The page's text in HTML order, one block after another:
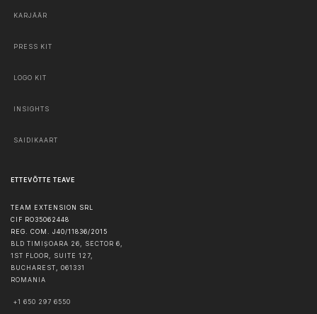
KARJÄÄR
PRESS KIT
LOGO KIT
INSIGHTS
SAIDIKAART
ETTEVÕTTE TEAVE
TEAM EXTENSION SRL
CIF RO35062448
REG. COM. J40/11836/2015
BLD TIMIȘOARA 26, SECTOR 6,
1ST FLOOR, SUITE 127,
BUCHAREST, 061331
ROMANIA
+1 650 297 6550